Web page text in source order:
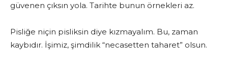
güvenen çıksın yola. Tarihte bunun örnekleri az.
Pisliğe niçin pisliksin diye kızmayalım. Bu, zaman
kaybıdır. İşimiz, şimdilik “necasetten taharet” olsun.